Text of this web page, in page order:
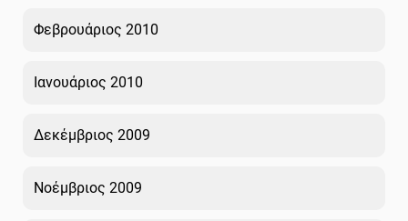
Φεβρουάριος 2010
Ιανουάριος 2010
Δεκέμβριος 2009
Νοέμβριος 2009